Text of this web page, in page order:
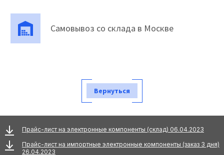
Самовывоз со склада в Москве
Вернуться
Прайс-лист на электронные компоненты (склад) 06.04.2023
Прайс-лист на импортные электронные компоненты (заказ 3 дня)
26.04.2023